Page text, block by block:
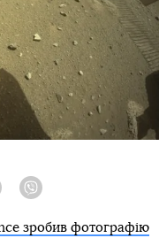
TelegramViber
зробив фотографію